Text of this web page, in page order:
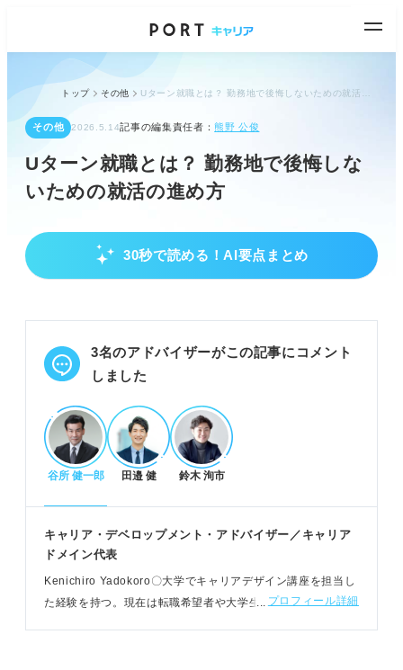
トップ その他
その他 2026.5.14記事の編集責任者：熊野 公俊
Uターン就職とは？ 勤務地で後悔しな
いための就活の進め方
30秒で読める！AI要点まとめ
Uターン就職の基本とI・Jターンとの違い
で就職。
地方出身者の約半数がUターンを希望している。
員が主な選択肢。
Uターン就職のメリット・デメリットと解決策
実家暮らしによる経済的・精神的メリットがある。
地元貢献の機会や慣れた人間関係で生活しやすい。
求人選択肢の少なさや就活費用がデメリットとな
POINT：合同説明会参加や自治体支援活用でデメリ
3名のアドバイザーがこの記事にコメント
しました
谷所 健一郎 田邉 健 鈴木 洵市
キャリア・デベロップメント・アドバイザー／キャリア
ドメイン代表
Kenichiro Yadokoro〇大学でキャリアデザイン講座を担当し
た経験を持つ。現在は転職希望者や大学生向けの個別支援、
プロフィール詳細